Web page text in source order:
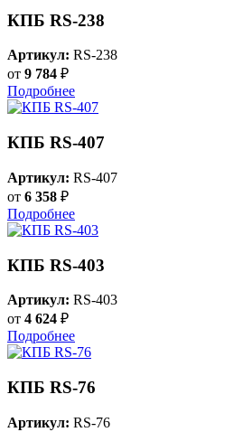
КПБ RS-238
Артикул: RS-238
от 9 784 ₽
Подробнее
КПБ RS-407
Артикул: RS-407
от 6 358 ₽
Подробнее
КПБ RS-403
Артикул: RS-403
от 4 624 ₽
Подробнее
КПБ RS-76
Артикул: RS-76